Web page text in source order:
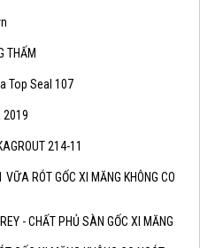
THẤM
Top Seal 107
2019
214-11
RÓT GỐC XI MĂNG KHÔNG CO
- CHẤT PHỦ SÀN GỐC XI MĂNG